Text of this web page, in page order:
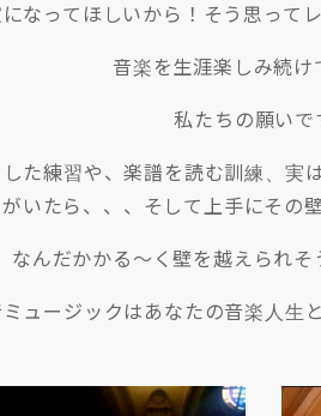
なってほしいから！そう思って
音楽を生涯楽しみ続け
私たちの願いで
た練習や、楽譜を読む訓練、実
いたら、、、そして上手にその
なんだかかる〜く壁を越えられそ
ュージックはあなたの音楽人生